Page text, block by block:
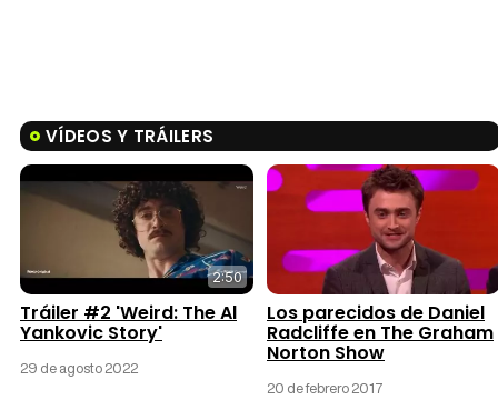
VÍDEOS Y TRÁILERS
2:50
Tráiler #2 'Weird: The Al
Yankovic Story'
29 de agosto 2022
Los parecidos de Daniel
Radcliffe en The Graham
Norton Show
20 de febrero 2017